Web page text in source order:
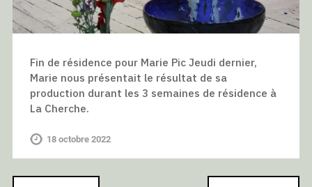
Fin de résidence pour Marie Pic Jeudi dernier,
Marie nous présentait le résultat de sa
production durant les 3 semaines de résidence à
La Cherche.
18 octobre 2022